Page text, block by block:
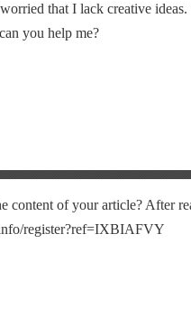
that I lack creative
you help me?
content of your article? After
register?ref=IXBIAFVY